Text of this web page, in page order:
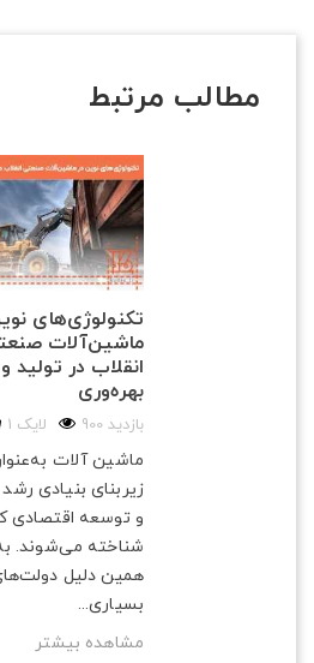
مطالب مرتبط
تکنولوژی‌های
ماشین‌آلات
انقلاب در تولید و
بهره‌وری
900 بازدید 1 لایک
ماشین آلات
زیربنای بنیادی رشد
و توسعه اقتصادی
شناخته می‌شوند.
همین دلیل
بسیاری...
مشاهده بیشتر